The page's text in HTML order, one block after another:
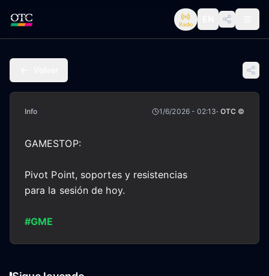
Radio
Info 1/6/2026 - 02:13· OTC ©
GAMESTOP:
Pivot Point, soportes y resistencias
para la sesión de hoy.
#GME